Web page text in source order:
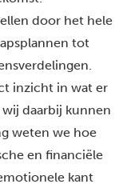
door het hele
tot
inzicht in wat er
daarbij kunnen
weten we hoe
en financiële
kant